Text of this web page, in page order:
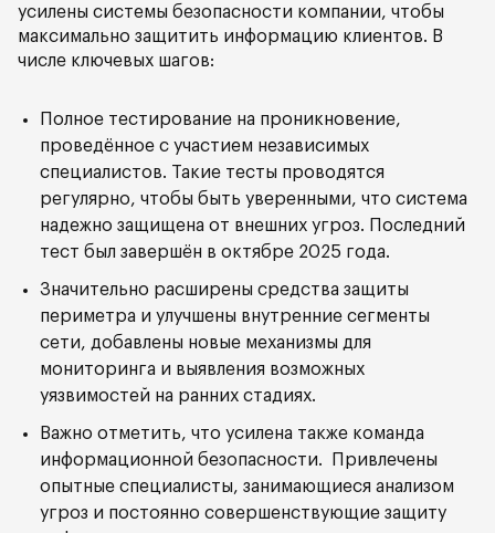
усилены системы безопасности компании, чтобы
максимально защитить информацию клиентов. В
числе ключевых шагов:
Полное тестирование на проникновение,
проведённое с участием независимых
специалистов. Такие тесты проводятся
регулярно, чтобы быть уверенными, что система
надежно защищена от внешних угроз. Последний
тест был завершён в октябре 2025 года.
Значительно расширены средства защиты
периметра и улучшены внутренние сегменты
сети, добавлены новые механизмы для
мониторинга и выявления возможных
уязвимостей на ранних стадиях.
Важно отметить, что усилена также команда
информационной безопасности. Привлечены
опытные специалисты, занимающиеся анализом
угроз и постоянно совершенствующие защиту